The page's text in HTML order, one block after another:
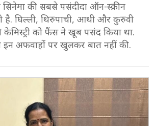
सिनेमा की सबसे पसंदीदा ऑन-स्क्रीन
है. घिल्ली, थिरुपाची, आथी और कुरुवी
को फैंस ने खूब पसंद किया था.
इन अफवाहों पर खुलकर बात नहीं की.